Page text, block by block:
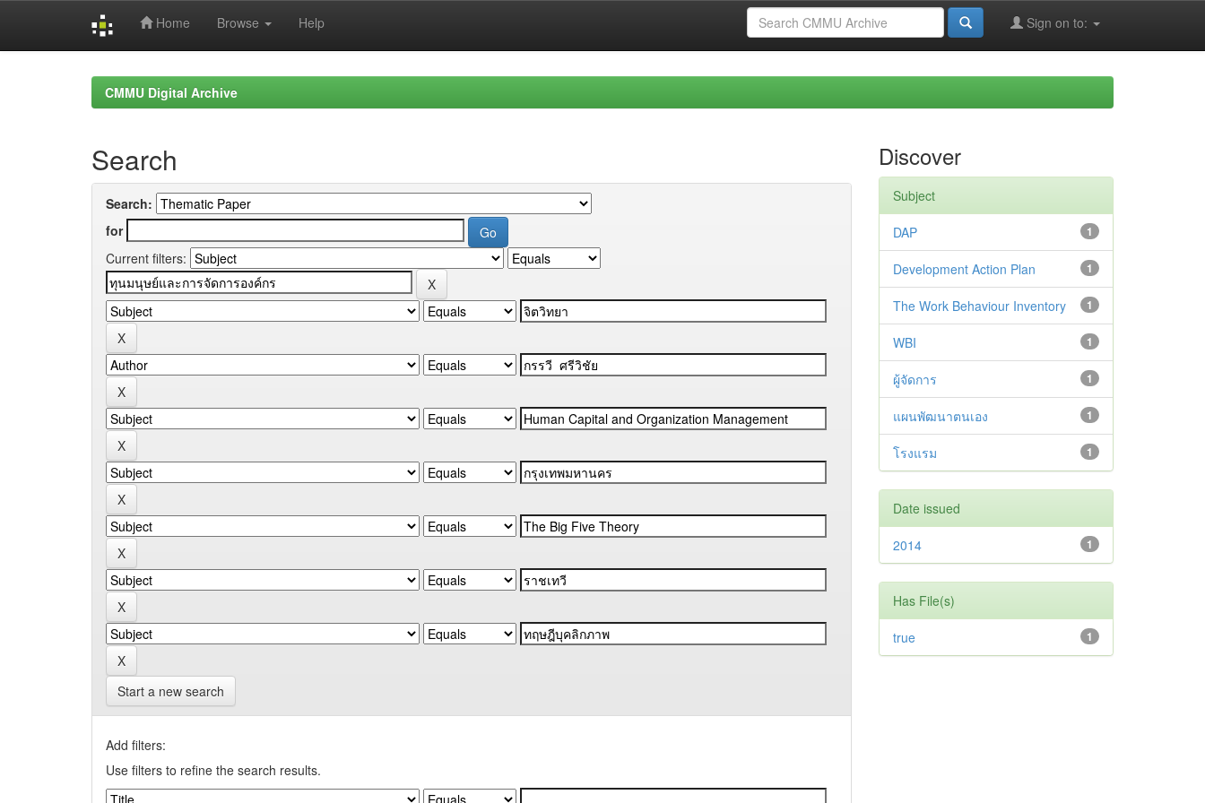
Home Browse Help Sign on to:
CMMU Digital Archive
Search
Search:
for
Current filters:
Start a new search
Add filters:
Use filters to refine the search results.
Discover
Subject
1
DAP
1
Development Action Plan
1
The Work Behaviour Inventory
1
WBI
1
ผู้จัดการ
1
แผนพัฒนาตนเอง
1
โรงแรม
Date issued
1
2014
Has File(s)
1
true